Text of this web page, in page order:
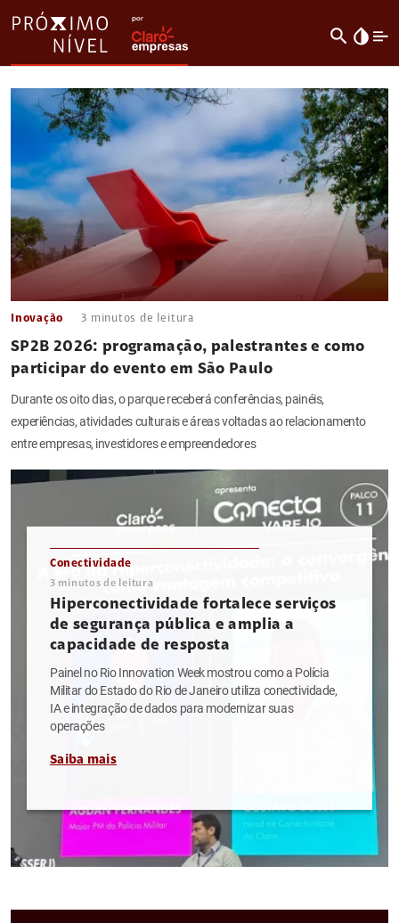
search invert_colors
Inovação 3 minutos de leitura
SP2B 2026: programação, palestrantes e como
participar do evento em São Paulo
Durante os oito dias, o parque receberá conferências, painéis,
experiências, atividades culturais e áreas voltadas ao relacionamento
entre empresas, investidores e empreendedores
Conectividade
3 minutos de leitura
Hiperconectividade fortalece serviços
de segurança pública e amplia a
capacidade de resposta
Painel no Rio Innovation Week mostrou como a Polícia
Militar do Estado do Rio de Janeiro utiliza conectividade,
IA e integração de dados para modernizar suas
operações
Saiba mais